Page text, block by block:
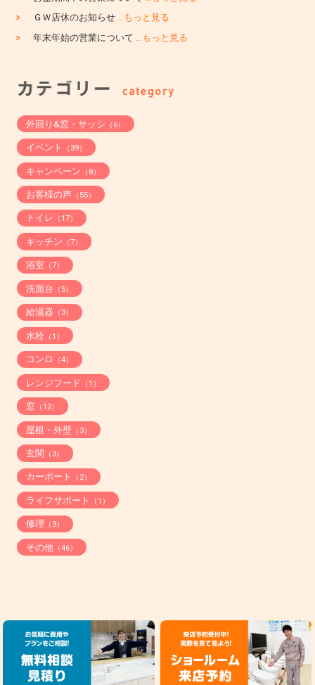
» ＧＷ店休のお知らせ …もっと見る
» 年末年始の営業について …もっと見る
外回り&窓・サッシ （6）
イベント （39）
キャンペーン （8）
お客様の声（55）
トイレ （17）
キッチン （7）
浴室 （7）
洗面台 （5）
給湯器 （3）
水栓 （1）
コンロ （4）
レンジフード （1）
窓（12）
屋根・外壁（3）
玄関 （3）
カーポート （2）
ライフサポート （1）
修理 （3）
その他（46）